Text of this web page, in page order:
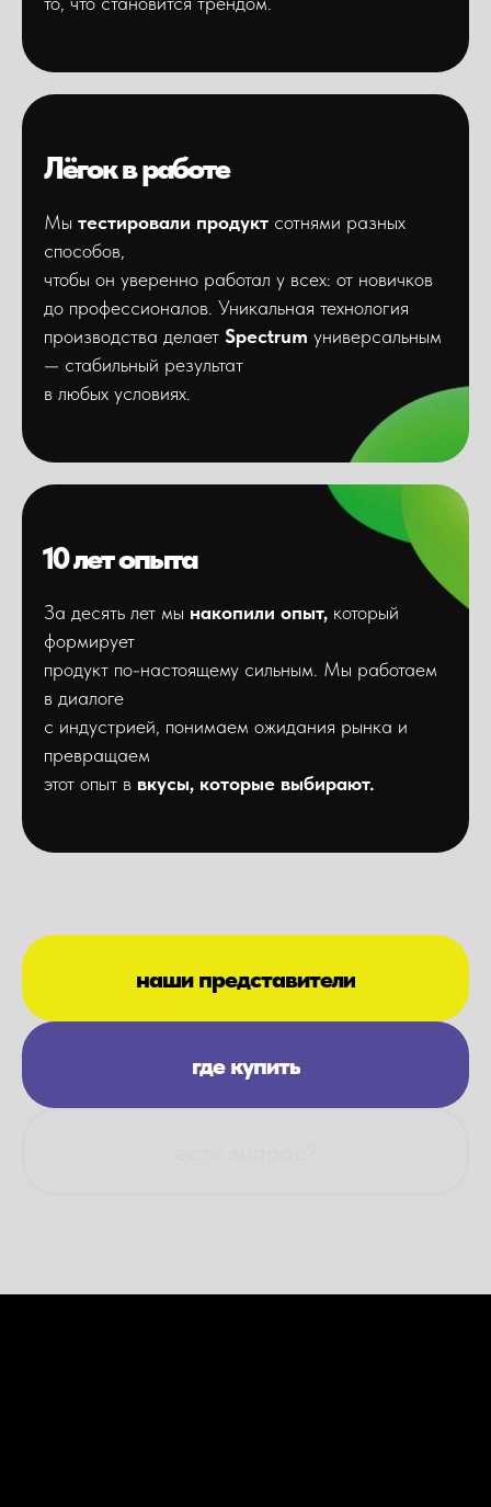
Лёгок в работе
Мы тестировали продукт сотнями разных
способов,
чтобы он уверенно работал у всех: от новичков
до профессионалов. Уникальная технология
производства делает Spectrum универсальным
— стабильный результат
в любых условиях.
10 лет опыта
За десять лет мы накопили опыт, который
формирует
продукт по-настоящему сильным. Мы работаем
в диалоге
с индустрией, понимаем ожидания рынка и
превращаем
этот опыт в вкусы, которые выбирают.
наши представители
где купить